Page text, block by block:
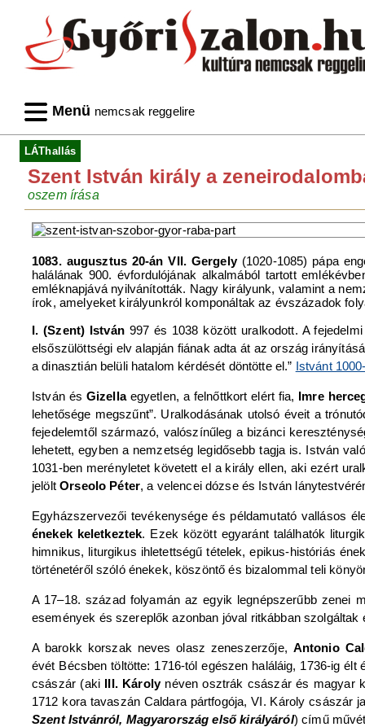
Menü nemcsak reggelire
LÁThallás
Szent István király a
oszem írása
1083. augusztus 20-án VII. Gergely(1020-1085) pápa
halálának 900. évfordulójának alkalmából tartott
emléknapjává nyilvánították. Nagy királyunk, valamint a
írok, amelyeket királyunkról komponáltak az évszázadok
I. (Szent) István997 és 1038 között uralkodott. A
elsőszülöttségi elv alapján fiának adta át az ország
a dinasztián belüli hatalom kérdését döntötte el.” Istvánt
István és Gizellaegyetlen, a felnőttkort elért fia, Imre
lehetősége megszűnt”. Uralkodásának utolsó éveit a
fejedelemtől származó, valószínűleg a bizánci
lehetett, egyben a nemzetség legidősebb tagja is. István
1031-ben merényletet követett el a király ellen, aki ezért
jelöltOrseolo Péter, a velencei dózse és István
Egyházszervezői tevékenysége és példamutató vallásos
énekek keletkeztek. Ezek között egyaránt találhatók
himnikus, liturgikus ihletettségű tételek, epikus-históriás
történetéről szóló énekek, köszöntő és bizalommal teli
A 17–18. század folyamán az egyik legnépszerűbb zenei
események és szereplők azonban jóval ritkábban
A barokk korszak neves olasz zeneszerzője, Antonio
évét Bécsben töltötte: 1716-tól egészen haláláig, 1736-ig
császár (aki III. Károlynéven osztrák császár és magyar
1712 kora tavaszán Caldara pártfogója, VI. Károly császár
Szent Istvánról, Magyarország első királyáról) című